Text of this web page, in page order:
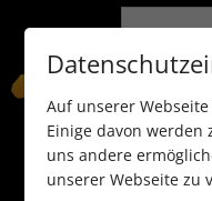
089
Auf unserer
Einige davon
uns andere
unserer Webseite zu